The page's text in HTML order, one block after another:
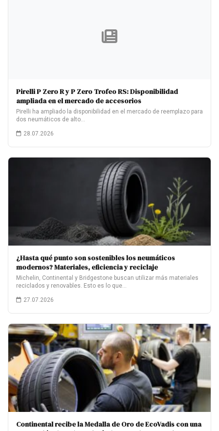
Pirelli P Zero R y P Zero Trofeo RS: Disponibilidad
ampliada en el mercado de accesorios
Pirelli ha ampliado la disponibilidad en el mercado de reemplazo para
dos neumáticos de alto…
28.07.2026
¿Hasta qué punto son sostenibles los neumáticos
modernos? Materiales, eficiencia y reciclaje
Michelin, Continental y Bridgestone buscan utilizar más materiales
reciclados y renovables. Esto es lo que…
27.07.2026
Continental recibe la Medalla de Oro de EcoVadis con una